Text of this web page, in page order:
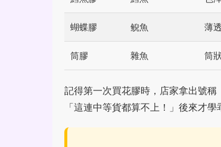
蝴蝶膠 鲵魚 薄
筒膠 雜魚 筒
記得第一次買花膠時，店家拿出號
「這連中等貨都算不上！」後來才